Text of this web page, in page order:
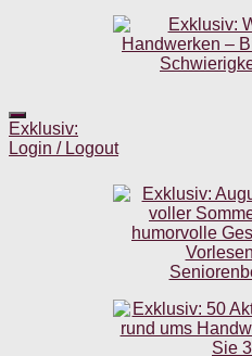
Exklusiv:
Login / Logout